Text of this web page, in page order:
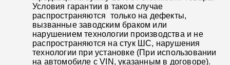
Условия гарантии в таком случае
распространяются только на дефекты,
вызванные заводским браком или
нарушением технологии производства и не
распространяются на стук ШС, нарушения
технологии при установке (При использовании
на автомобиле с VIN, указанным в договоре).